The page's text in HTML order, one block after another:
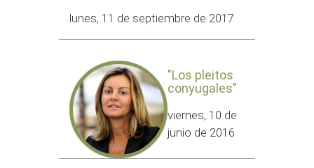
lunes, 11 de septiembre de 2017
"Los pleitos
conyugales"
viernes, 10 de
junio de 2016